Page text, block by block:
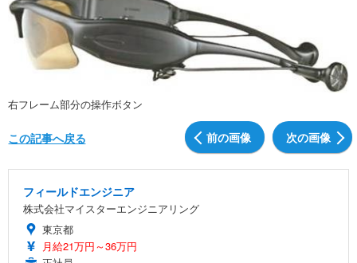
ショッピング
右フレーム部分の操作ボタン
前の画像 次の画像
この記事へ戻る
フィールドエンジニア
株式会社マイスターエンジニアリング
東京都
月給21万円～36万円